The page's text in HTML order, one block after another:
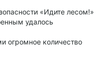
«Идите лесом!»
удалось
огромное количество